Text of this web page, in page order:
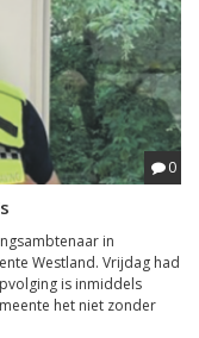
0
in
Westland. Vrijdag had
is inmiddels
het niet zonder